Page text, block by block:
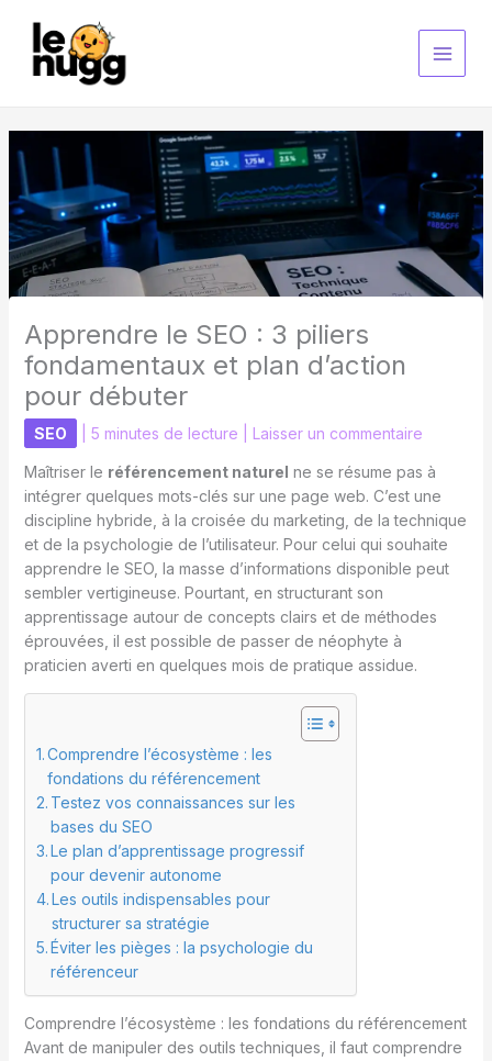
contenu
Apprendre le SEO : 3 piliers
fondamentaux et plan d’action
pour débuter
SEO 5 minutes de lecture Laisser un commentaire
Maîtriser le référencement naturel ne se résume pas à
intégrer quelques mots-clés sur une page web. C’est une
discipline hybride, à la croisée du marketing, de la technique
et de la psychologie de l’utilisateur. Pour celui qui souhaite
apprendre le SEO, la masse d’informations disponible peut
sembler vertigineuse. Pourtant, en structurant son
apprentissage autour de concepts clairs et de méthodes
éprouvées, il est possible de passer de néophyte à
praticien averti en quelques mois de pratique assidue.
Comprendre l’écosystème : les
fondations du référencement
Testez vos connaissances sur les
bases du SEO
Le plan d’apprentissage progressif
pour devenir autonome
Les outils indispensables pour
structurer sa stratégie
Éviter les pièges : la psychologie du
référenceur
Comprendre l’écosystème : les fondations du référencement
Avant de manipuler des outils techniques, il faut comprendre